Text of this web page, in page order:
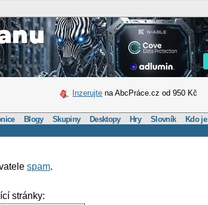
Inzerujte na AbcPráce.cz od 950 Kč
Blogy Skupiny Desktopy Hry Slovník Kdo je
spam.
stránky: